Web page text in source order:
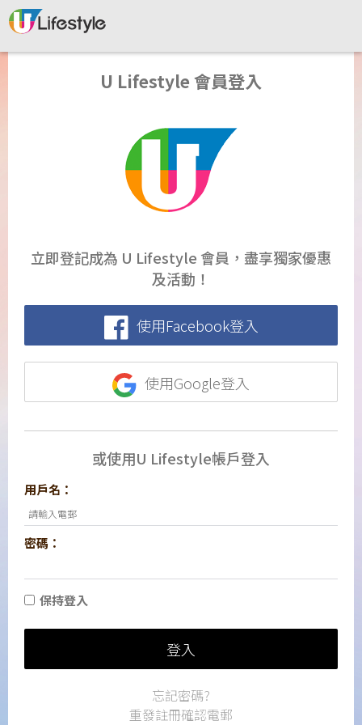
U Lifestyle 會員登入
立即登記成為 U Lifestyle 會員，盡享獨家優惠
及活動！
使用Facebook登入
使用Google登入
或使用U Lifestyle帳戶登入
用戶名：
密碼：
保持登入
登入
忘記密碼?
重發註冊確認電郵